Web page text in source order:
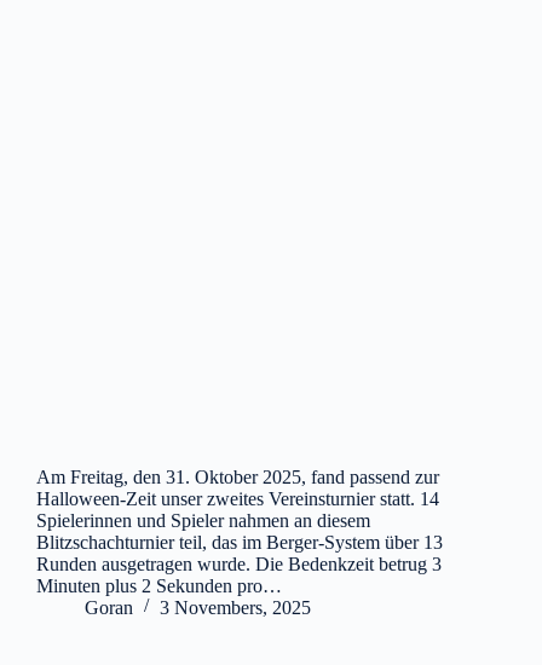
Am Freitag, den 31. Oktober 2025, fand passend zur
Halloween-Zeit unser zweites Vereinsturnier statt. 14
Spielerinnen und Spieler nahmen an diesem
Blitzschachturnier teil, das im Berger-System über 13
Runden ausgetragen wurde. Die Bedenkzeit betrug 3
Minuten plus 2 Sekunden pro…
Goran
3 Novembers, 2025